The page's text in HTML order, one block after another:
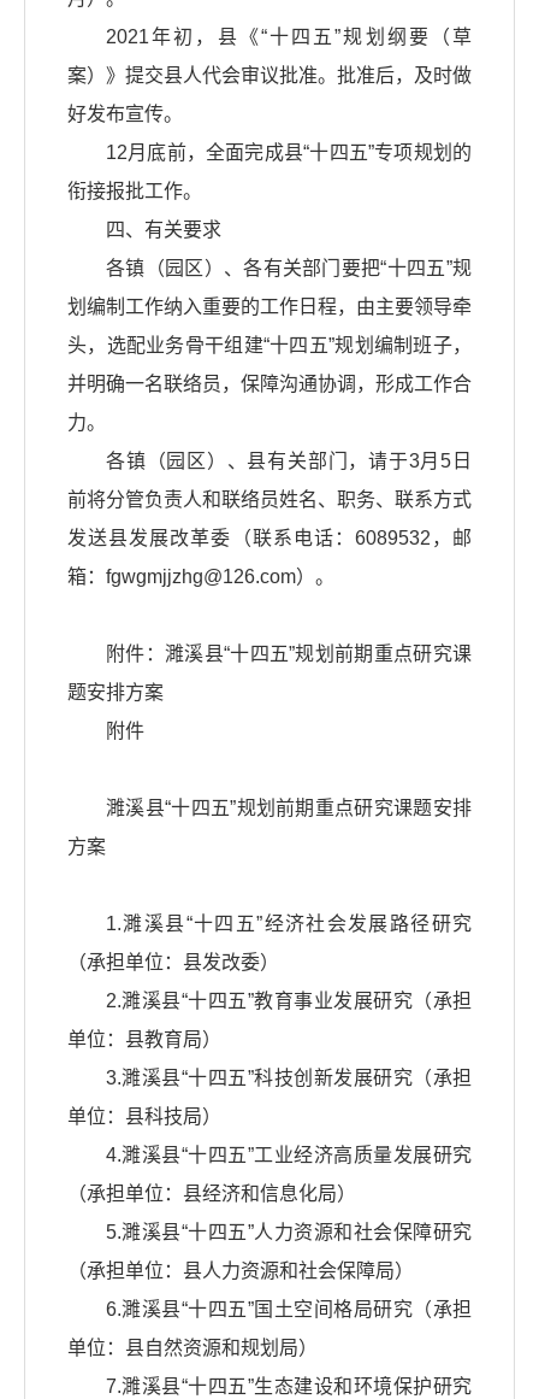
2021年初，县《“十四五”规划纲要（草
案）》提交县人代会审议批准。批准后，及时做
好发布宣传。
12月底前，全面完成县“十四五”专项规划的
衔接报批工作。
四、有关要求
各镇（园区）、各有关部门要把“十四五”规
划编制工作纳入重要的工作日程，由主要领导牵
头，选配业务骨干组建“十四五”规划编制班子，
并明确一名联络员，保障沟通协调，形成工作合
力。
各镇（园区）、县有关部门，请于3月5日
前将分管负责人和联络员姓名、职务、联系方式
发送县发展改革委（联系电话：6089532，邮
箱：fgwgmjjzhg@126.com）。
附件：濉溪县“十四五”规划前期重点研究课
题安排方案
附件
濉溪县“十四五”规划前期重点研究课题安排
方案
1.濉溪县“十四五”经济社会发展路径研究
（承担单位：县发改委）
2.濉溪县“十四五”教育事业发展研究（承担
单位：县教育局）
3.濉溪县“十四五”科技创新发展研究（承担
单位：县科技局）
4.濉溪县“十四五”工业经济高质量发展研究
（承担单位：县经济和信息化局）
5.濉溪县“十四五”人力资源和社会保障研究
（承担单位：县人力资源和社会保障局）
6.濉溪县“十四五”国土空间格局研究（承担
单位：县自然资源和规划局）
7.濉溪县“十四五”生态建设和环境保护研究